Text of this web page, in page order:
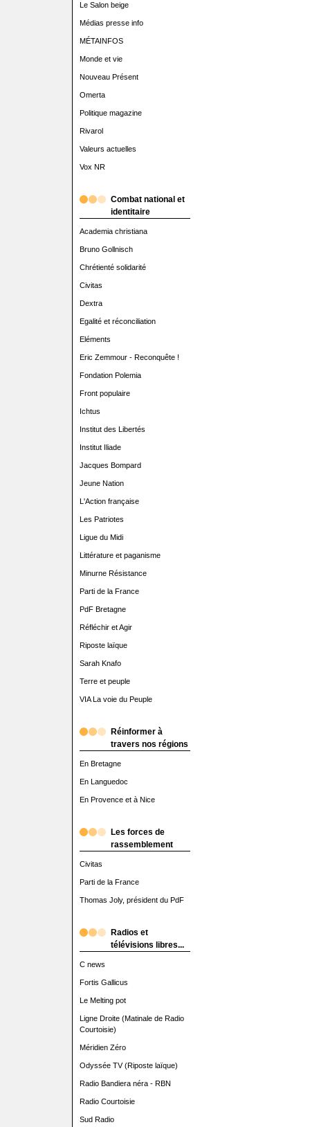
Le Salon beige
Médias presse info
MÉTAINFOS
Monde et vie
Nouveau Présent
Omerta
Politique magazine
Rivarol
Valeurs actuelles
Vox NR
Combat national et
identitaire
Academia christiana
Bruno Gollnisch
Chrétienté solidarité
Civitas
Dextra
Egalité et réconciliation
Eléments
Eric Zemmour - Reconquête !
Fondation Polemia
Front populaire
Ichtus
Institut des Libertés
Institut Iliade
Jacques Bompard
Jeune Nation
L'Action française
Les Patriotes
Ligue du Midi
Littérature et paganisme
Minurne Résistance
Parti de la France
PdF Bretagne
Réfléchir et Agir
Riposte laïque
Sarah Knafo
Terre et peuple
VIA La voie du Peuple
Réinformer à
travers nos régions
En Bretagne
En Languedoc
En Provence et à Nice
Les forces de
rassemblement
Civitas
Parti de la France
Thomas Joly, président du PdF
Radios et
télévisions libres...
C news
Fortis Gallicus
Le Melting pot
Ligne Droite (Matinale de Radio
Courtoisie)
Méridien Zéro
Odyssée TV (Riposte laïque)
Radio Bandiera néra - RBN
Radio Courtoisie
Sud Radio